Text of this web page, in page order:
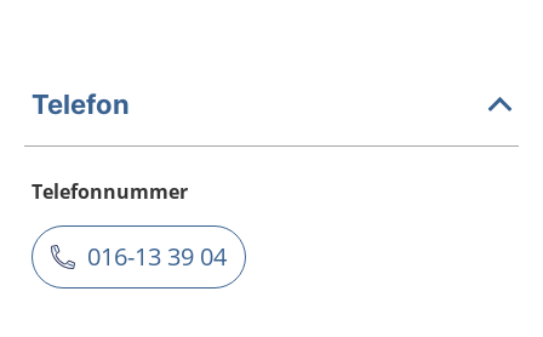
Telefon
Telefonnummer
016-13 39 04